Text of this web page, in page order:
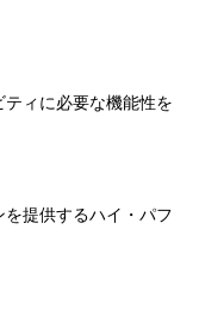
ィに必要な機能性を
提供するハイ・パフ